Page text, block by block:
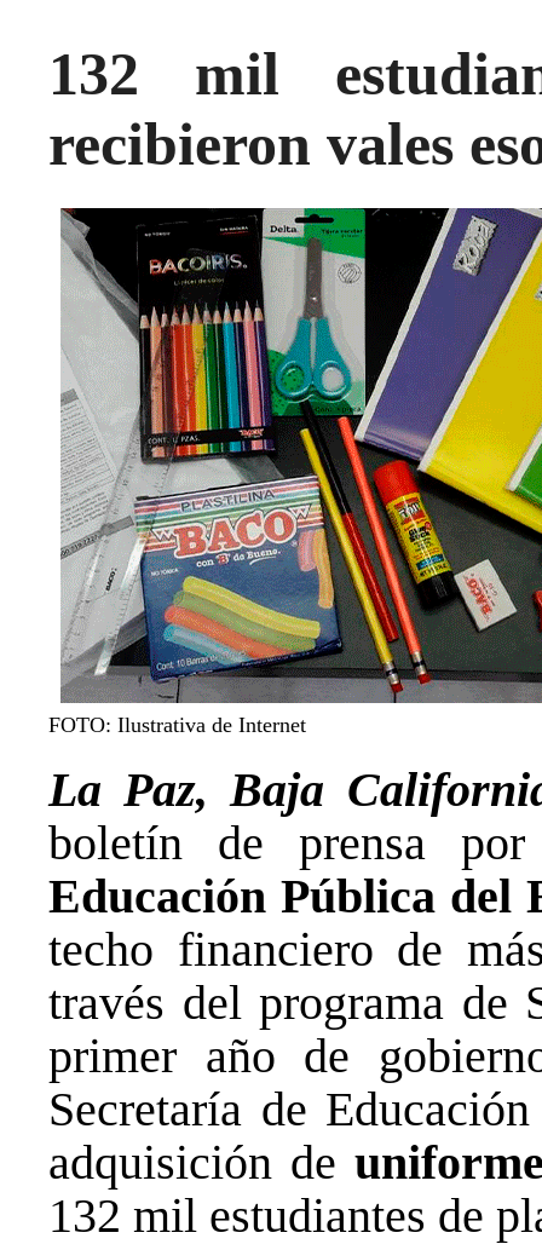
132 mil
recibieron vales
FOTO: Ilustrativa de Internet
La Paz, Baja
boletín de prensa
Educación Pública del
techo financiero de
través del programa de
primer año de
Secretaría de
adquisición de
132 mil estudiantes de